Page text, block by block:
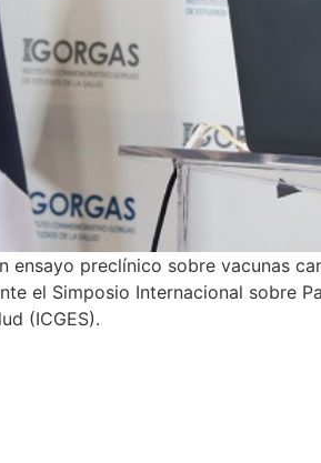
ensayo preclínico sobre vacunas
el Simposio Internacional sobre
(ICGES).